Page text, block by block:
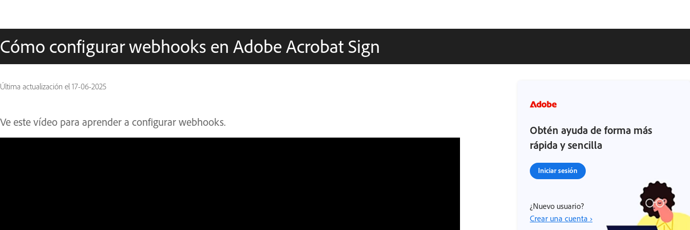
Cómo configurar webhooks en Adobe Acrobat Sign
Última actualización el 17-06-2025
Ve este vídeo para aprender a configurar webhooks.
Obtén ayuda de forma más
rápida y sencilla
Iniciar sesión
¿Nuevo usuario?
Crear una cuenta ›